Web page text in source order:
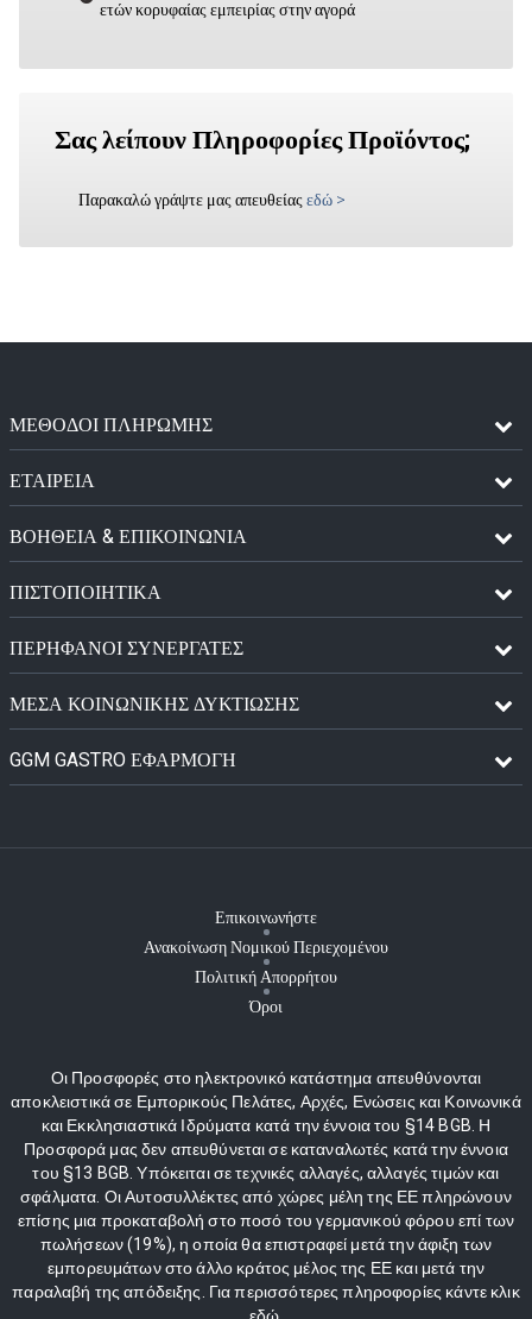
ετών κορυφαίας εμπειρίας στην αγορά
Σας λείπουν Πληροφορίες Προϊόντος;
Παρακαλώ γράψτε μας απευθείας εδώ >
ΜΈΘΟΔΟΙ ΠΛΗΡΩΜΉΣ
ΕΤΑΙΡΕΙΑ
ΒΟΗΘΕΙΑ & ΕΠΙΚΟΙΝΩΝΙΑ
ΠΙΣΤΟΠΟΙΗΤΙΚΆ
ΠΕΡΉΦΑΝΟΙ ΣΥΝΕΡΓΆΤΕΣ
ΜΈΣΑ ΚΟΙΝΩΝΙΚΉΣ ΔΥΚΤΊΩΣΗΣ
GGM GASTRO ΕΦΑΡΜΟΓΉ
Επικοινωνήστε
Ανακοίνωση Νομικού Περιεχομένου
Πολιτική Απορρήτου
Όροι
Οι Προσφορές στο ηλεκτρονικό κατάστημα απευθύνονται
αποκλειστικά σε Εμπορικούς Πελάτες, Αρχές, Ενώσεις και Κοινωνικά
και Εκκλησιαστικά Ιδρύματα κατά την έννοια του §14 BGB. Η
Προσφορά μας δεν απευθύνεται σε καταναλωτές κατά την έννοια
του §13 BGB. Υπόκειται σε τεχνικές αλλαγές, αλλαγές τιμών και
σφάλματα. Οι Αυτοσυλλέκτες από χώρες μέλη της ΕΕ πληρώνουν
επίσης μια προκαταβολή στο ποσό του γερμανικού φόρου επί των
πωλήσεων (19%), η οποία θα επιστραφεί μετά την άφιξη των
εμπορευμάτων στο άλλο κράτος μέλος της ΕΕ και μετά την
παραλαβή της απόδειξης. Για περισσότερες πληροφορίες κάντε κλικ